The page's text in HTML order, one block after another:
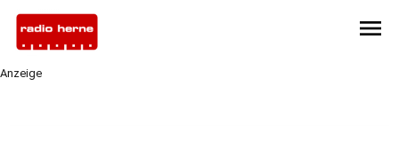
menu
Anzeige